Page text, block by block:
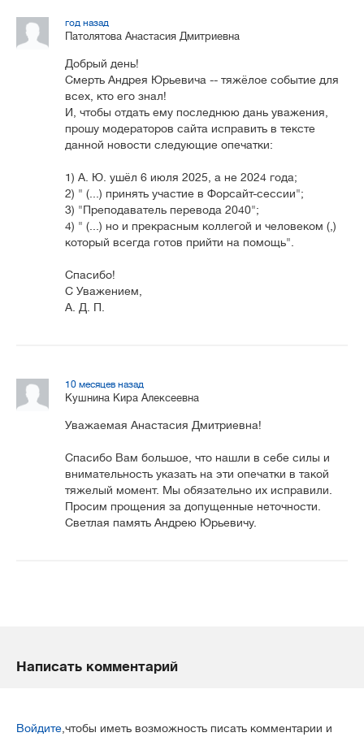
год назад
Патолятова Анастасия Дмитриевна
Добрый день!
Смерть Андрея Юрьевича -- тяжёлое событие для
всех, кто его знал!
И, чтобы отдать ему последнюю дань уважения,
прошу модераторов сайта исправить в тексте
данной новости следующие опечатки:
1) А. Ю. ушёл 6 июля 2025, а не 2024 года;
2) " (...) принять участие в Форсайт-сессии";
3) "Преподаватель перевода 2040";
4) " (...) но и прекрасным коллегой и человеком (,)
который всегда готов прийти на помощь".
Спасибо!
С Уважением,
А. Д. П.
10 месяцев назад
Кушнина Кира Алексеевна
Уважаемая Анастасия Дмитриевна!
Спасибо Вам большое, что нашли в себе силы и
внимательность указать на эти опечатки в такой
тяжелый момент. Мы обязательно их исправили.
Просим прощения за допущенные неточности.
Светлая память Андрею Юрьевичу.
Написать комментарий
Войдите ,чтобы иметь возможность писать комментарии и